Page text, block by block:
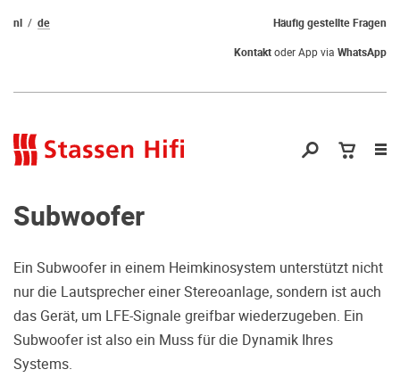
Qual der Wahl?
Warum kommen Sie nicht vorbei und
Häufig gestellte Fragen
nl
de
Kontaktoder App via WhatsApp
Subwoofer
Ein Subwoofer in einem Heimkinosystem unterstützt nicht
nur die Lautsprecher einer Stereoanlage, sondern ist auch
das Gerät, um LFE-Signale greifbar wiederzugeben. Ein
Subwoofer ist also ein Muss für die Dynamik Ihres
Systems.